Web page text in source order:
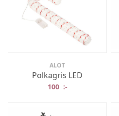
ALOT
Polkagris LED
100 :-